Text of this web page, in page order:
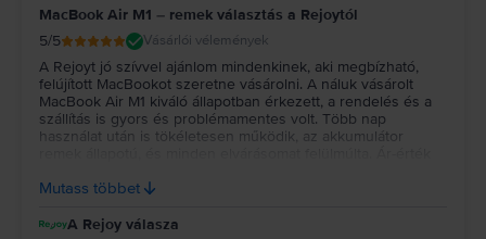
MacBook Air M1 – remek választás a Rejoytól
5/5 Vásárlói vélemények
A Rejoyt jó szívvel ajánlom mindenkinek, aki megbízható,
felújított MacBookot szeretne vásárolni. A náluk vásárolt
MacBook Air M1 kiváló állapotban érkezett, a rendelés és a
szállítás is gyors és problémamentes volt. Több nap
használat után is tökéletesen működik, az akkumulátor
vásárolnék tőlük újra.
Mutass többet
A Rejoy válasza